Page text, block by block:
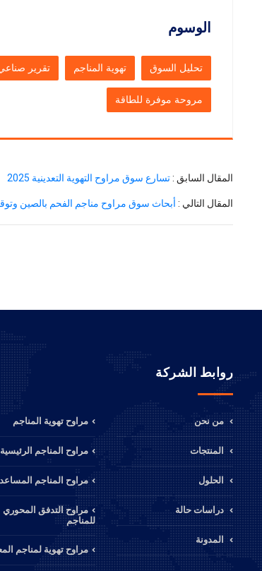
الوسوم
تحليل السوق تهوية المناجم تقرير
مروحة موفرة للطاقة
المقال السابق :تسارع سوق مراوح التهوية التعدينية 2025
المقال التالي : أبحاث سوق مراوح مناجم الفحم بالصين وتوقعات
روابط الشركة
من نحن
المنتجات
الحلول
دراسات حالة
المدونة
مراوح تهوية المناجم
مراوح المناجم الرئيسية
مراوح المناجم
مراوح التدفق المحوري
للمناجم
مراوح تهوية لمناجم